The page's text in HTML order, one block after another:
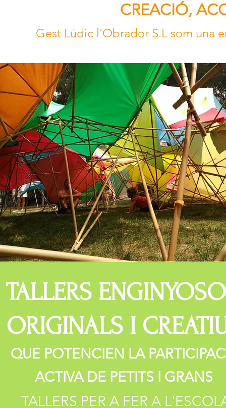
CREACIÓ,
Gest Lúdic l'Obrador S.L som una
TALLERS
ORIGINALS I
QUE POTENCIEN LA
ACTIVA DE PETITS I GRANS
TALLERS PER A FER A